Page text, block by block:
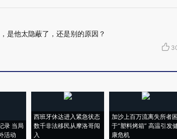
是他太隐蔽了，还是别的原因？
录 当局
活动
西班牙休达进入紧急状态
数千非法移民从摩洛哥闯
入
加沙上百万流离失所者困
于“塑料烤箱” 高温引发
康危机